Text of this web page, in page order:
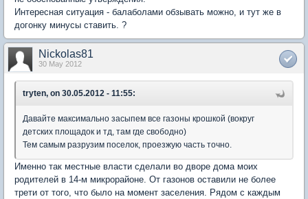
Интересная ситуация - балаболами обзывать можно, и тут же в
догонку минусы ставить. ?
Nickolas81
30 May 2012
tryten, on 30.05.2012 - 11:55:
Давайте максимально засыпем все газоны крошкой (вокруг
детских площадок и тд, там где свободно)
Тем самым разрузим поселок, проезжую часть точно.
Именно так местные власти сделали во дворе дома моих
родителей в 14-м микрорайоне. От газонов оставили не более
трети от того, что было на момент заселения. Рядом с каждым